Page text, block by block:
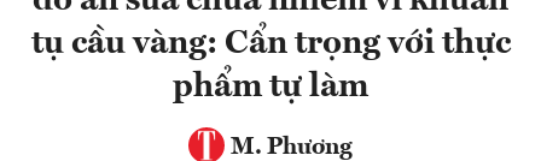
tụ cầu vàng: Cẩn trọng với thực
phẩm tự làm
M. Phương